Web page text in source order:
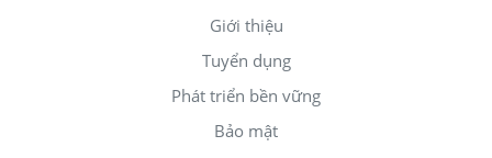
Giới thiệu
Tuyển dụng
Phát triển bền vững
Bảo mật